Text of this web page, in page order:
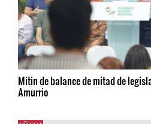
Mitin de balance de mitad de
Amurrio